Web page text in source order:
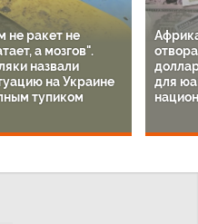
не ракет не
а мозгов".
назвали
на Украине
тупиком
для